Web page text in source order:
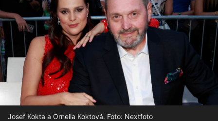
Josef Kokta a Ornella Koktová. Foto: Nextfoto